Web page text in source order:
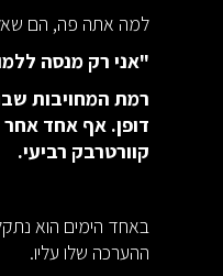
למה אתה פה, הם
"אני רק מנסה
רמת המחויבות
דופן. אף אחד
קוורטרבק רביעי.
באחד הימים הוא
ההערכה שלו עליו.